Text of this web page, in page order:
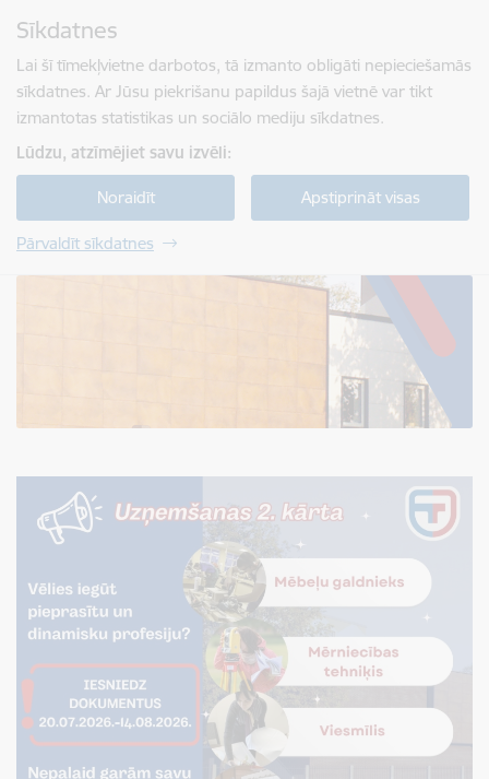
Sīkdatnes
Lai šī tīmekļvietne darbotos, tā izmanto obligāti nepieciešamās
sīkdatnes. Ar Jūsu piekrišanu papildus šajā vietnē var tikt
izmantotas statistikas un sociālo mediju sīkdatnes.
Lūdzu, atzīmējiet savu izvēli:
Noraidīt Apstiprināt visas
Pārvaldīt sīkdatnes